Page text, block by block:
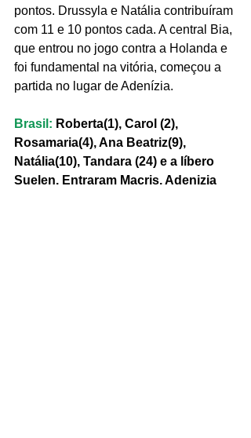
pontos. Drussyla e Natália contribuíram
com 11 e 10 pontos cada. A central Bia,
que entrou no jogo contra a Holanda e
foi fundamental na vitória, começou a
partida no lugar de Adenízia.
Brasil: Roberta(1), Carol (2),
Rosamaria(4), Ana Beatriz(9),
Natália(10), Tandara (24) e a líbero
Suelen. Entraram Macris, Adenizia